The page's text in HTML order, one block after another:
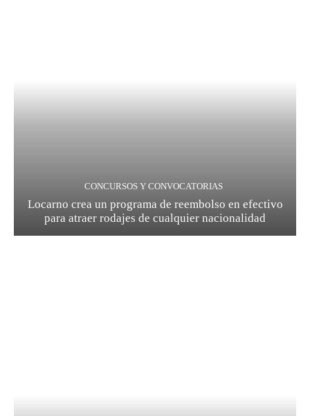
CONCURSOS Y CONVOCATORIAS
Locarno crea un programa de reembolso en efectivo
para atraer rodajes de cualquier nacionalidad